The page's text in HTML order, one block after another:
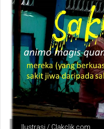
Ilustrasi / Clakclik.com